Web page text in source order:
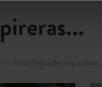
vi listat följande inspiration.